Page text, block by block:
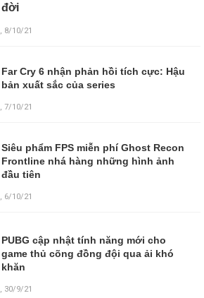
đời
, 8/10/21
Far Cry 6 nhận phản hồi tích cực: Hậu
bản xuất sắc của series
, 7/10/21
Siêu phẩm FPS miễn phí Ghost Recon
Frontline nhá hàng những hình ảnh
đầu tiên
, 6/10/21
PUBG cập nhật tính năng mới cho
game thủ cõng đồng đội qua ải khó
khăn
, 30/9/21